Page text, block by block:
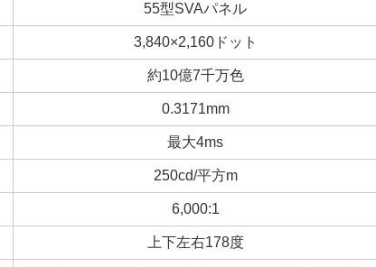
55型SVAパネル
3,840×2,160ドット
約10億7千万色
0.3171mm
最大4ms
250cd/平方m
6,000:1
上下左右178度